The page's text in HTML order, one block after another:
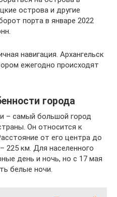
острова и другие
порта в январе 2022
навигация. Архангельск
ежегодно происходят
города
– самый большой город
Он относится к
от его центра до
225 км. Для населенного
день и ночь, но с 17 мая
белые ночи.